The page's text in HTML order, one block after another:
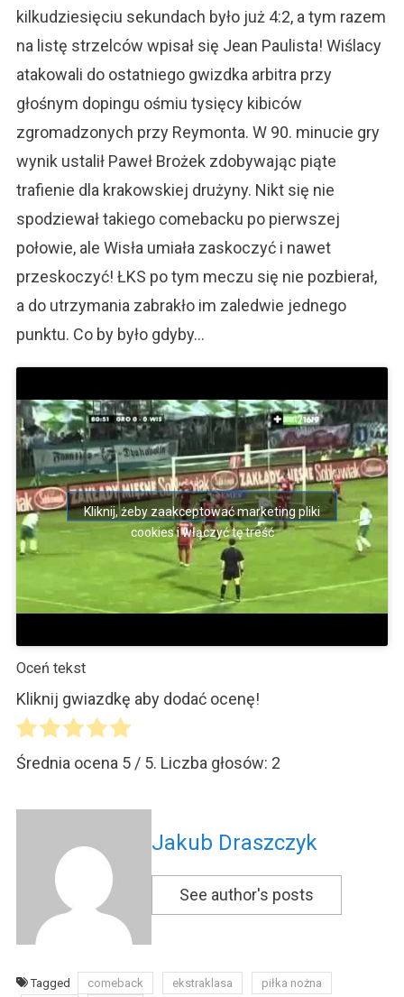
kilkudziesięciu sekundach było już 4:2, a tym razem
na listę strzelców wpisał się Jean Paulista! Wiślacy
atakowali do ostatniego gwizdka arbitra przy
głośnym dopingu ośmiu tysięcy kibiców
zgromadzonych przy Reymonta. W 90. minucie gry
wynik ustalił Paweł Brożek zdobywając piąte
trafienie dla krakowskiej drużyny. Nikt się nie
spodziewał takiego comebacku po pierwszej
połowie, ale Wisła umiała zaskoczyć i nawet
przeskoczyć! ŁKS po tym meczu się nie pozbierał,
a do utrzymania zabrakło im zaledwie jednego
punktu. Co by było gdyby…
Kliknij, żeby zaakceptować marketing pliki
cookies i włączyć tę treść
Oceń tekst
Kliknij gwiazdkę aby dodać ocenę!
Średnia ocena 5/ 5. Liczba głosów: 2
Jakub Draszczyk
See author's posts
Tagged comeback ekstraklasa
piłka nożna